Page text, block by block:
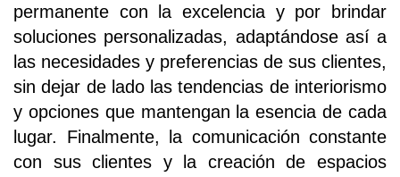
permanente con la excelencia y por brindar
soluciones personalizadas, adaptándose así a
las necesidades y preferencias de sus clientes,
sin dejar de lado las tendencias de interiorismo
y opciones que mantengan la esencia de cada
lugar. Finalmente, la comunicación constante
con sus clientes y la creación de espacios